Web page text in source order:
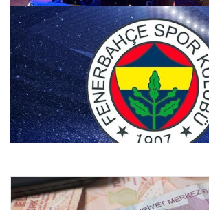
Kayseri’de 11. kattan düşen çocuk
09.12.2025 04:17
Fenerbahçe’de Rodrigo Becao kadrodan
08.12.2025 20:03